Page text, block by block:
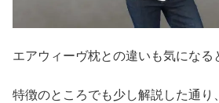
エアウィーヴ枕との違いも気になる
特徴のところでも少し解説した通り、